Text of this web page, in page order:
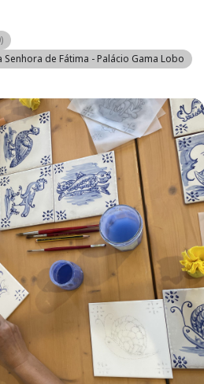
Senhora de Fátima - Palácio Gama Lobo